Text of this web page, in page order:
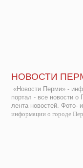
НОВОСТИ
«Новости Перми» -
портал - все новости о
лента новостей. Фото-
информации о городе